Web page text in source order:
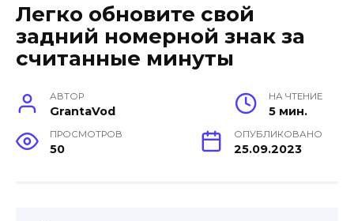
Легко обновите свой
задний номерной знак за
считанные минуты
АВТОР
GrantaVod
НА ЧТЕНИЕ
5 мин.
ПРОСМОТРОВ
50
ОПУБЛИКОВАНО
25.09.2023